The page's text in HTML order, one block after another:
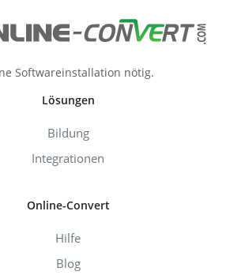
Softwareinstallation nötig.
Lösungen
Bildung
Integrationen
Online-Convert
Hilfe
Blog